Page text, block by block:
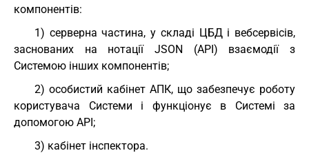
компонентів:
1) серверна частина, у складі ЦБД і вебсервісів,
заснованих на нотації JSON (API) взаємодії з
Системою інших компонентів;
2) особистий кабінет АПК, що забезпечує роботу
користувача Системи і функціонує в Системі за
допомогою API;
3) кабінет інспектора.